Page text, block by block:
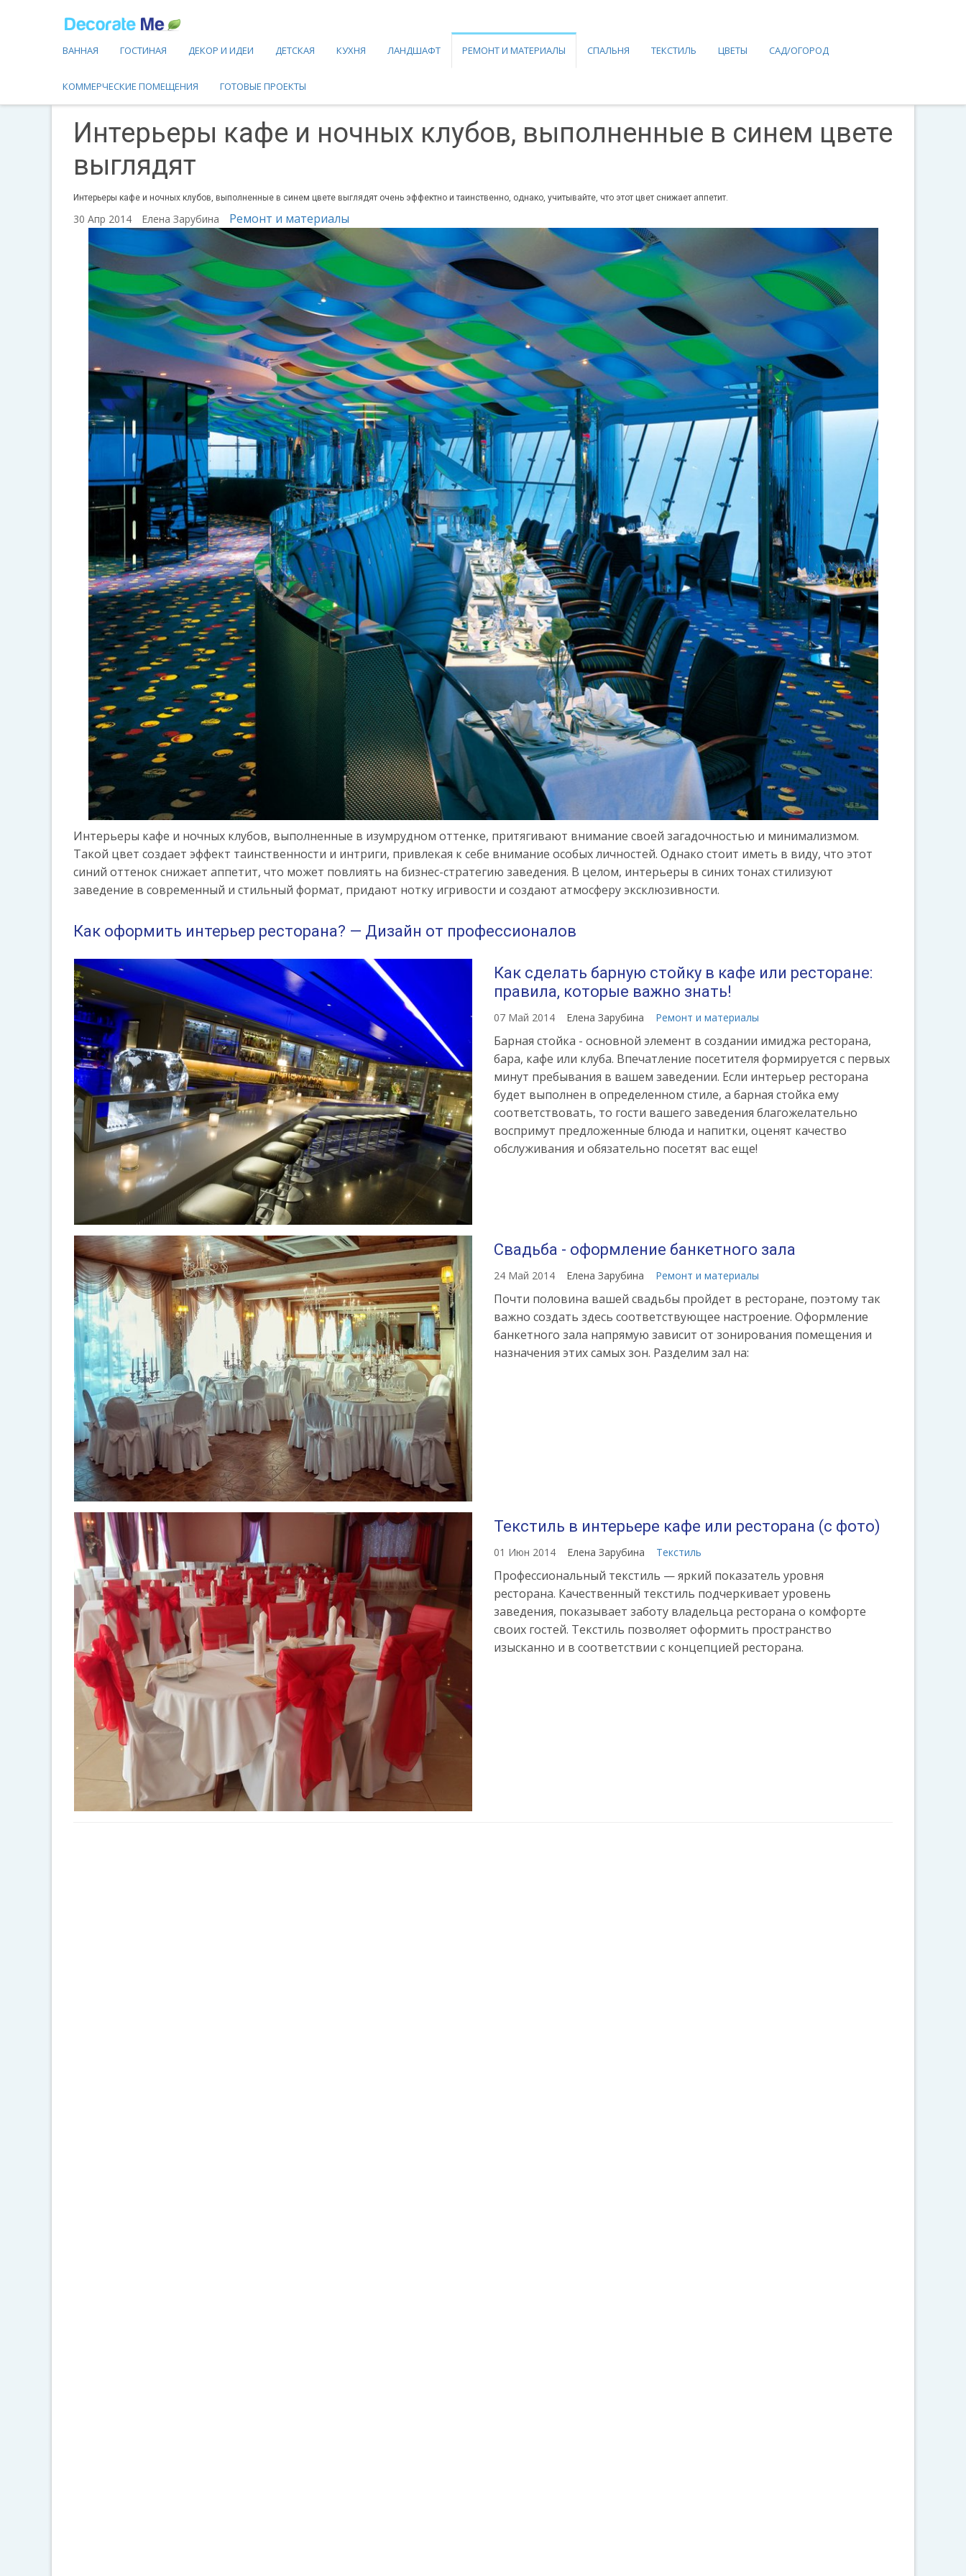
ВАННАЯ ГОСТИНАЯ ДЕКОР И ИДЕИ ДЕТСКАЯ КУХНЯ ЛАНДШАФТ РЕМОНТ И МАТЕРИАЛЫ СПАЛЬНЯ ТЕКСТИЛЬ ЦВЕТЫ САД/ОГОРОД
КОММЕРЧЕСКИЕ ПОМЕЩЕНИЯ ГОТОВЫЕ ПРОЕКТЫ
Интерьеры кафе и ночных клубов, выполненные в синем цвете
выглядят
Интерьеры кафе и ночных клубов, выполненные в синем цвете выглядят очень эффектно и таинственно, однако, учитывайте, что этот цвет снижает аппетит.
30 Апр 2014 Елена Зарубина Ремонт и материалы
Интерьеры кафе и ночных клубов, выполненные в изумрудном оттенке, притягивают внимание своей загадочностью и минимализмом.
Такой цвет создает эффект таинственности и интриги, привлекая к себе внимание особых личностей. Однако стоит иметь в виду, что этот
синий оттенок снижает аппетит, что может повлиять на бизнес-стратегию заведения. В целом, интерьеры в синих тонах стилизуют
заведение в современный и стильный формат, придают нотку игривости и создают атмосферу эксклюзивности.
Как оформить интерьер ресторана? — Дизайн от профессионалов
Как сделать барную стойку в кафе или ресторане:
правила, которые важно знать!
07 Май 2014 Елена Зарубина Ремонт и материалы
Барная стойка - основной элемент в создании имиджа ресторана,
бара, кафе или клуба. Впечатление посетителя формируется с первых
минут пребывания в вашем заведении. Если интерьер ресторана
будет выполнен в определенном стиле, а барная стойка ему
соответствовать, то гости вашего заведения благожелательно
воспримут предложенные блюда и напитки, оценят качество
обслуживания и обязательно посетят вас еще!
Свадьба - оформление банкетного зала
24 Май 2014 Елена Зарубина Ремонт и материалы
Почти половина вашей свадьбы пройдет в ресторане, поэтому так
важно создать здесь соответствующее настроение. Оформление
банкетного зала напрямую зависит от зонирования помещения и
назначения этих самых зон. Разделим зал на:
Текстиль в интерьере кафе или ресторана (с фото)
01 Июн 2014 Елена Зарубина Текстиль
Профессиональный текстиль — яркий показатель уровня
ресторана. Качественный текстиль подчеркивает уровень
заведения, показывает заботу владельца ресторана о комфорте
своих гостей. Текстиль позволяет оформить пространство
изысканно и в соответствии с концепцией ресторана.